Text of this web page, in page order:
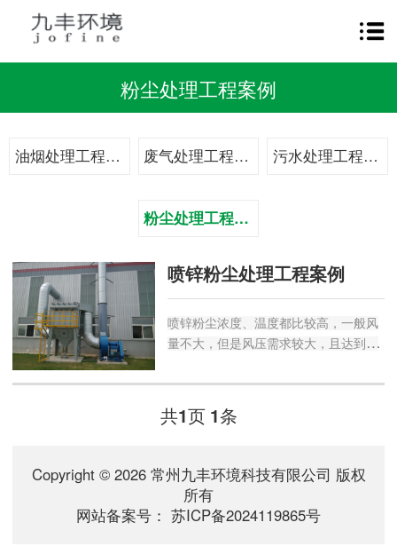
粉尘处理工程案例
油烟处理工程案例 废气处理工程案例 污水处理工程案例
粉尘处理工程案例
喷锌粉尘处理工程案例
喷锌粉尘浓度、温度都比较高，一般风
量不大，但是风压需求较大，且达到一
除尘设备的选型要求较高，锌粉一般使
用两级除尘，一级旋风除尘或者初效除
尘二级布袋除尘，由于安全原因，现在
备消防喷淋、温度传感、压力传感以及
隔爆阀、泄爆装置等。...
共1页 1条
Copyright © 2026 常州九丰环境科技有限公司 版权
所有
网站备案号： 苏ICP备2024119865号